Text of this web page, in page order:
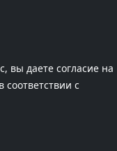
вы даете согласие на
с